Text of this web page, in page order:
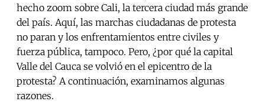
hecho zoom sobre Cali, la tercera ciudad más grande
del país. Aquí, las marchas ciudadanas de protesta
no paran y los enfrentamientos entre civiles y
fuerza pública, tampoco. Pero, ¿por qué la capital
Valle del Cauca se volvió en el epicentro de la
protesta? A continuación, examinamos algunas
razones.